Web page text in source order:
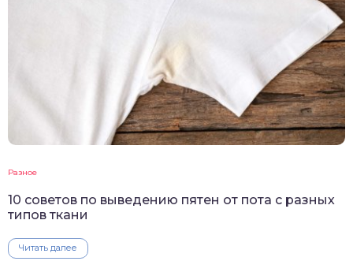
Разное
10 советов по выведению пятен от пота с разных
типов ткани
Читать далее